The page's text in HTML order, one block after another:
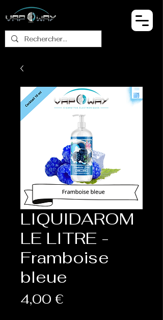
LIQUIDAROM
LE LITRE -
Framboise
bleue
4,00 €